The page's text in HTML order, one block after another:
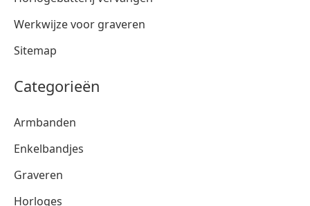
Werkwijze voor graveren
Sitemap
Categorieën
Armbanden
Enkelbandjes
Graveren
Horloges